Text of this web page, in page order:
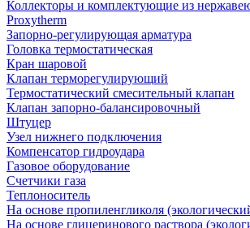
Коллекторы и комплектующие из
Proxytherm
Запорно-регулирующая арматура
Головка термостатическая
Кран шаровой
Клапан терморегулирующий
Термостатический смесительный клапан
Клапан запорно-балансировочный
Штуцер
Узел нижнего подключения
Компенсатор гидроудара
Газовое оборудование
Счетчики газа
Теплоноситель
На основе пропиленгликоля
На основе глицеринового раствора